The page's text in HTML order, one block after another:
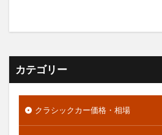
カテゴリー
クラシックカー価格・相場